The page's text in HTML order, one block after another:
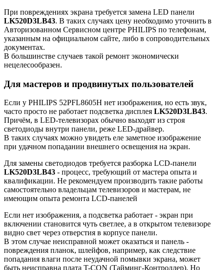
При повреждениях экрана требуется замена LED панели
LK520D3LB43. В таких случаях цену необходимо уточнить в
Авторизованном Сервисном центре PHILIPS по телефонам,
указанным на официальном сайте, либо в сопроводительных
документах.
В большинстве случаев такой ремонт экономически
нецелесообразен.
Для мастеров и продвинутых пользователей
Если у PHILIPS 52PFL8605H нет изображения, но есть звук,
часто просто не работает подсветка дисплея LK520D3LB43.
Причём, в LED-телевизорах обычно выходят из строя
светодиоды внутри панели, реже LED-драйвер.
В таких случаях можно увидеть еле заметное изображение
при удачном попадании внешнего освещения на экран.
Для замены светодиодов требуется разборка LCD-панели
LK520D3LB43 - процесс, требующий от мастера опыта и
квалификации. Не рекомендуем производить такие работы
самостоятельно владельцам телевизоров и мастерам, не
имеющим опыта ремонта LCD-панелей
Если нет изображения, а подсветка работает - экран при
включении становится чуть светлее, а в открытом телевизоре
видно свет через отверстия в корпусе панели.
В этом случае неисправной может оказаться и панель -
повреждения планок, шлейфов, например, как следствие
попадания влаги после неудачной помывки экрана, может
быть неисправна плата T-CON (Тайминг-Контроллер). Но